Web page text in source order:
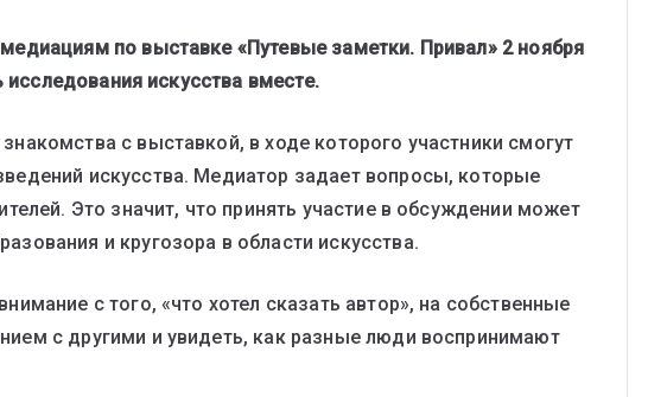
по выставке «Путевые заметки. Привал» 2 ноября
искусства вместе.
с выставкой, в ходе которого участники смогут
искусства. Медиатор задает вопросы, которые
Это значит, что принять участие в обсуждении может
и кругозора в области искусства.
с того, «что хотел сказать автор», на собственные
с другими и увидеть, как разные люди воспринимают